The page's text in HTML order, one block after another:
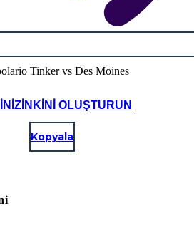
OLUŞTURUN
Kopyala